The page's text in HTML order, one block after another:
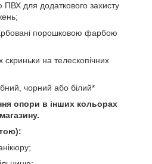
ПВХ для додаткового захисту
порошковою фарбою
на телескопічних
чорний або білий*
опори в інших кольорах